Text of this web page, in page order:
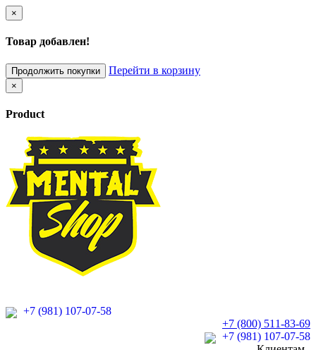
×
Товар добавлен!
Продолжить покупки Перейти в корзину
×
Product
+7 (981) 107-07-58
+7 (800) 511-83-69
+7 (981) 107-07-58